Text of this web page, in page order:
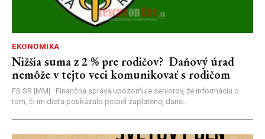
EKONOMIKA
Nižšia suma z 2 % pre rodičov? Daňový úrad
nemôže v tejto veci komunikovať s rodičom
FS SR |MM| Finančná správa upozorňuje seniorov, že informáciu o
tom, či im dieťa poukázalo podiel zaplatenej dane...